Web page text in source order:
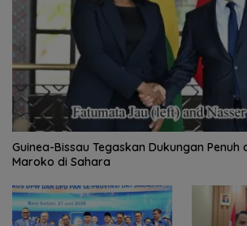
Guinea-Bissau Tegaskan Dukungan Penuh
Maroko di Sahara